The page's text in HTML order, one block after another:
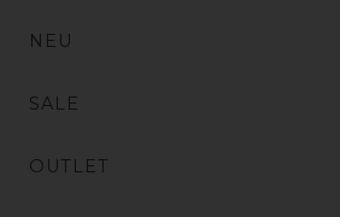
NEU
SALE
OUTLET